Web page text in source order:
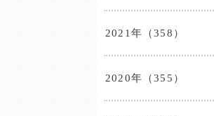
2021年（358）
2020年（355）